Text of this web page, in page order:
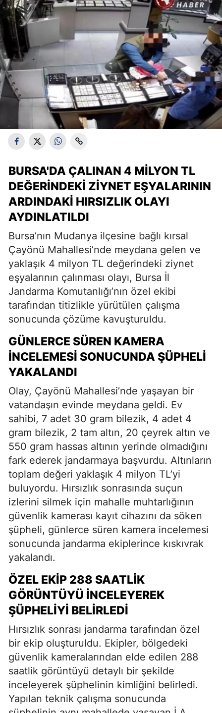
BURSA'DA ÇALINAN 4 MILYON TL
DEĞERINDEKI ZIYNET EŞYALARININ
ARDINDAKI HIRSIZLIK OLAYI
AYDINLATILDI
Bursa’nın Mudanya ilçesine bağlı kırsal
Çayönü Mahallesi’nde meydana gelen ve
yaklaşık 4 milyon TL değerindeki ziynet
eşyalarının çalınması olayı, Bursa İl
Jandarma Komutanlığı’nın özel ekibi
tarafından titizlikle yürütülen çalışma
sonucunda çözüme kavuşturuldu.
GÜNLERCE SÜREN KAMERA
İNCELEMESI SONUCUNDA ŞÜPHELI
YAKALANDI
Olay, Çayönü Mahallesi’nde yaşayan bir
vatandaşın evinde meydana geldi. Ev
sahibi, 7 adet 30 gram bilezik, 4 adet 4
gram bilezik, 2 tam altın, 20 çeyrek altın ve
550 gram hassas altının yerinde olmadığını
fark ederek jandarmaya başvurdu. Altınların
toplam değeri yaklaşık 4 milyon TL’yi
buluyordu. Hırsızlık sonrasında suçun
izlerini silmek için mahalle muhtarlığının
güvenlik kamerası kayıt cihazını da söken
şüpheli, günlerce süren kamera incelemesi
sonucunda jandarma ekiplerince kıskıvrak
yakalandı.
ÖZEL EKIP 288 SAATLIK
GÖRÜNTÜYÜ İNCELEYEREK
ŞÜPHELIYI BELIRLEDI
Hırsızlık sonrası jandarma tarafından özel
bir ekip oluşturuldu. Ekipler, bölgedeki
güvenlik kameralarından elde edilen 288
saatlik görüntüyü detaylı bir şekilde
inceleyerek şüphelinin kimliğini belirledi.
Yapılan teknik çalışma sonucunda